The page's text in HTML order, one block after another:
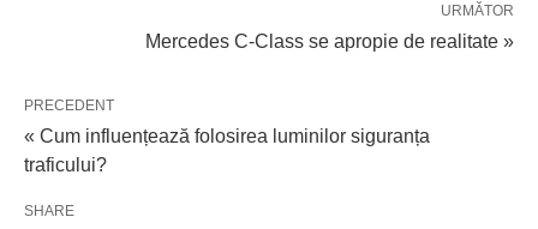
URMĂTOR
Mercedes C-Class se apropie de realitate »
PRECEDENT
« Cum influențează folosirea luminilor siguranța
traficului?
SHARE